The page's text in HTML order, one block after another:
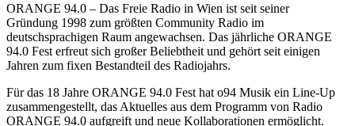
ORANGE 94.0 – Das Freie Radio in Wien ist seit seiner
Gründung 1998 zum größten Community Radio im
deutschsprachigen Raum angewachsen. Das jährliche ORANGE
94.0 Fest erfreut sich großer Beliebtheit und gehört seit einigen
Jahren zum fixen Bestandteil des Radiojahrs.
Für das 18 Jahre ORANGE 94.0 Fest hat o94 Musik ein Line-Up
zusammengestellt, das Aktuelles aus dem Programm von Radio
ORANGE 94.0 aufgreift und neue Kollaborationen ermöglicht.